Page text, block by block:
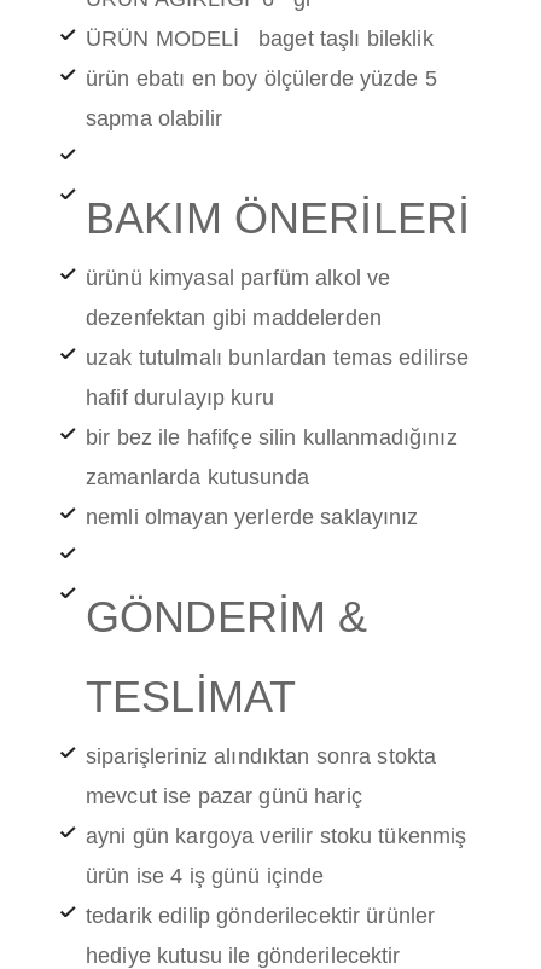
ÜRÜN MODELİ baget taşlı bileklik
ürün ebatı en boy ölçülerde yüzde 5
sapma olabilir
BAKIM ÖNERİLERİ
ürünü kimyasal parfüm alkol ve
dezenfektan gibi maddelerden
uzak tutulmalı bunlardan temas edilirse
hafif durulayıp kuru
bir bez ile hafifçe silin kullanmadığınız
zamanlarda kutusunda
nemli olmayan yerlerde saklayınız
GÖNDERİM &
TESLİMAT
siparişleriniz alındıktan sonra stokta
mevcut ise pazar günü hariç
ayni gün kargoya verilir stoku tükenmiş
ürün ise 4 iş günü içinde
tedarik edilip gönderilecektir ürünler
hediye kutusu ile gönderilecektir